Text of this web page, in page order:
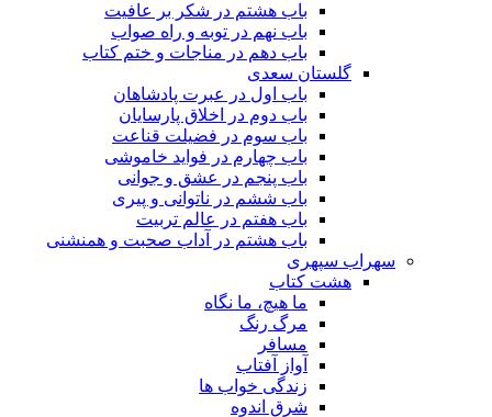
باب هشتم در شکر بر عافیت
باب نهم در توبه و راه صواب
باب دهم در مناجات و ختم کتاب
گلستان سعدی
باب اول در عبرت پادشاهان
باب دوم در اخلاق پارسایان
باب سوم در فضیلت قناعت
باب چهارم در فواید خاموشى
باب پنجم در عشق و جوانى
باب ششم در ناتوانى و پیرى
باب هفتم در عالم تربیت
باب هشتم در آداب صحبت و همنشنى
سهراب سپهری
هشت کتاب
ما هیچ، ما نگاه
مرگ رنگ
مسافر
آواز آفتاب
زندگی خواب ها
شرق اندوه